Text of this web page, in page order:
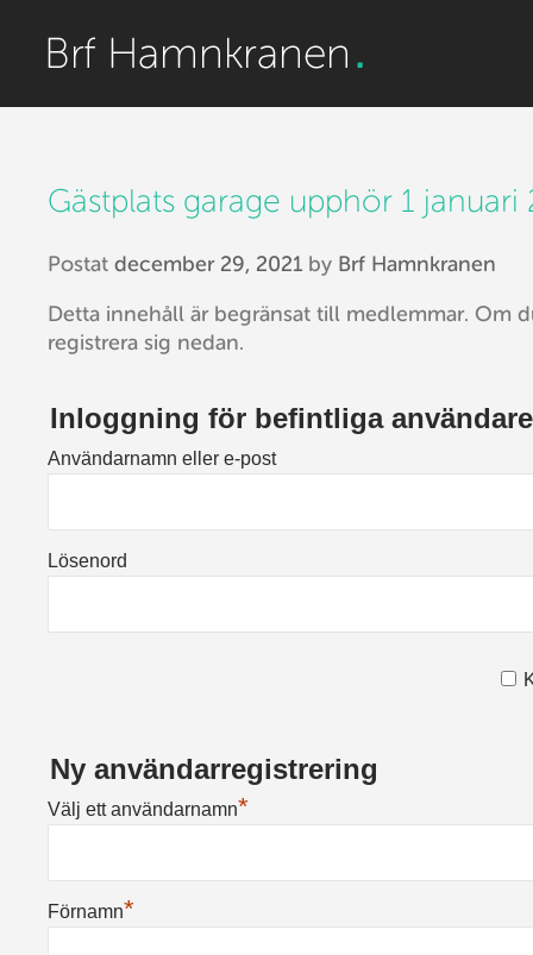
Gästplats garage upphör 1 januari
Postat december 29, 2021 by Brf Hamnkranen
Detta innehåll är begränsat till medlemmar. Om
registrera sig nedan.
Inloggning för befintliga användare
Användarnamn eller e-post
Lösenord
Ny användarregistrering
Välj ett användarnamn*
Förnamn*